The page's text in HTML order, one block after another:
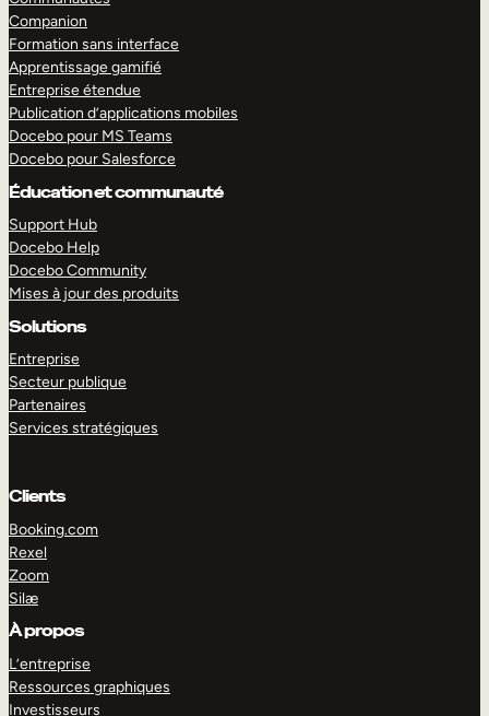
EXPLORER
Companion
Formation sans interface
Apprentissage gamifié
Entreprise étendue
Publication d’applications mobiles
Docebo pour MS Teams
Docebo pour Salesforce
Éducation et communauté
Support Hub
Docebo Help
Docebo Community
Mises à jour des produits
Solutions
Entreprise
Secteur publique
Partenaires
Services stratégiques
Clients
Booking.com
Rexel
Zoom
Silæ
À propos
L’entreprise
Ressources graphiques
Investisseurs